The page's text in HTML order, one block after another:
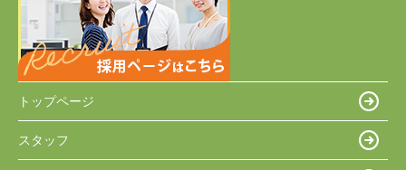
トップページ
スタッフ